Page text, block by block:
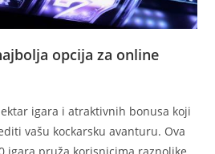
opcija za online
igara i atraktivnih bonusa koji
vašu kockarsku avanturu. Ova